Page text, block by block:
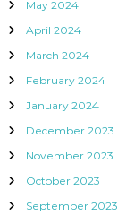
May 2024
April 2024
March 2024
February 2024
January 2024
December 2023
November 2023
October 2023
September 2023